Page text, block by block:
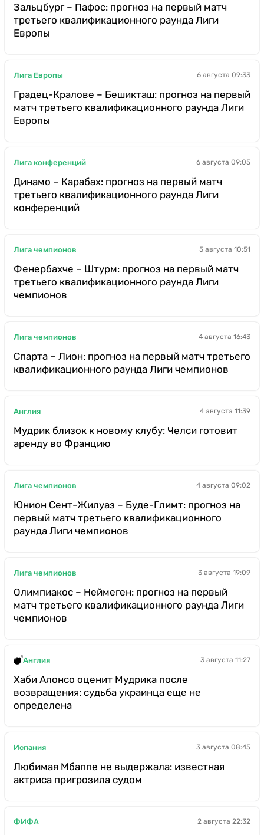
Зальцбург – Пафос: прогноз на первый матч
третьего квалификационного раунда Лиги
Европы
Лига Европы 6 августа 09:33
Градец-Кралове – Бешикташ: прогноз на первый
матч третьего квалификационного раунда Лиги
Европы
Лига конференций 6 августа 09:05
Динамо – Карабах: прогноз на первый матч
третьего квалификационного раунда Лиги
конференций
Лига чемпионов 5 августа 10:51
Фенербахче – Штурм: прогноз на первый матч
третьего квалификационного раунда Лиги
чемпионов
Лига чемпионов 4 августа 16:43
Спарта – Лион: прогноз на первый матч третьего
квалификационного раунда Лиги чемпионов
Англия 4 августа 11:39
Мудрик близок к новому клубу: Челси готовит
аренду во Францию
Лига чемпионов 4 августа 09:02
Юнион Сент-Жилуаз – Буде-Глимт: прогноз на
первый матч третьего квалификационного
раунда Лиги чемпионов
Лига чемпионов 3 августа 19:09
Олимпиакос – Неймеген: прогноз на первый
матч третьего квалификационного раунда Лиги
чемпионов
Англия 3 августа 11:27
Хаби Алонсо оценит Мудрика после
возвращения: судьба украинца еще не
определена
Испания 3 августа 08:45
Любимая Мбаппе не выдержала: известная
актриса пригрозила судом
ФИФА 2 августа 22:32